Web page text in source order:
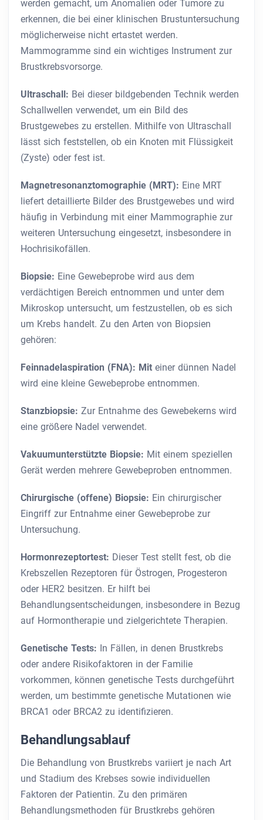
werden gemacht, um Anomalien oder Tumore zu
erkennen, die bei einer klinischen Brustuntersuchung
möglicherweise nicht ertastet werden.
Mammogramme sind ein wichtiges Instrument zur
Brustkrebsvorsorge.
Ultraschall: Bei dieser bildgebenden Technik werden
Schallwellen verwendet, um ein Bild des
Brustgewebes zu erstellen. Mithilfe von Ultraschall
lässt sich feststellen, ob ein Knoten mit Flüssigkeit
(Zyste) oder fest ist.
Magnetresonanztomographie (MRT): Eine MRT
liefert detaillierte Bilder des Brustgewebes und wird
häufig in Verbindung mit einer Mammographie zur
weiteren Untersuchung eingesetzt, insbesondere in
Hochrisikofällen.
Biopsie: Eine Gewebeprobe wird aus dem
verdächtigen Bereich entnommen und unter dem
Mikroskop untersucht, um festzustellen, ob es sich
um Krebs handelt. Zu den Arten von Biopsien
gehören:
Feinnadelaspiration (FNA): Mit einer dünnen Nadel
wird eine kleine Gewebeprobe entnommen.
Stanzbiopsie: Zur Entnahme des Gewebekerns wird
eine größere Nadel verwendet.
Vakuumunterstützte Biopsie: Mit einem speziellen
Gerät werden mehrere Gewebeproben entnommen.
Chirurgische (offene) Biopsie: Ein chirurgischer
Eingriff zur Entnahme einer Gewebeprobe zur
Untersuchung.
Hormonrezeptortest: Dieser Test stellt fest, ob die
Krebszellen Rezeptoren für Östrogen, Progesteron
oder HER2 besitzen. Er hilft bei
Behandlungsentscheidungen, insbesondere in Bezug
auf Hormontherapie und zielgerichtete Therapien.
Genetische Tests: In Fällen, in denen Brustkrebs
oder andere Risikofaktoren in der Familie
vorkommen, können genetische Tests durchgeführt
werden, um bestimmte genetische Mutationen wie
BRCA1 oder BRCA2 zu identifizieren.
Behandlungsablauf
Die Behandlung von Brustkrebs variiert je nach Art
und Stadium des Krebses sowie individuellen
Faktoren der Patientin. Zu den primären
Behandlungsmethoden für Brustkrebs gehören